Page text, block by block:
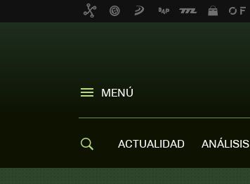
MENÚ
ACTUALIDAD ANÁLISIS